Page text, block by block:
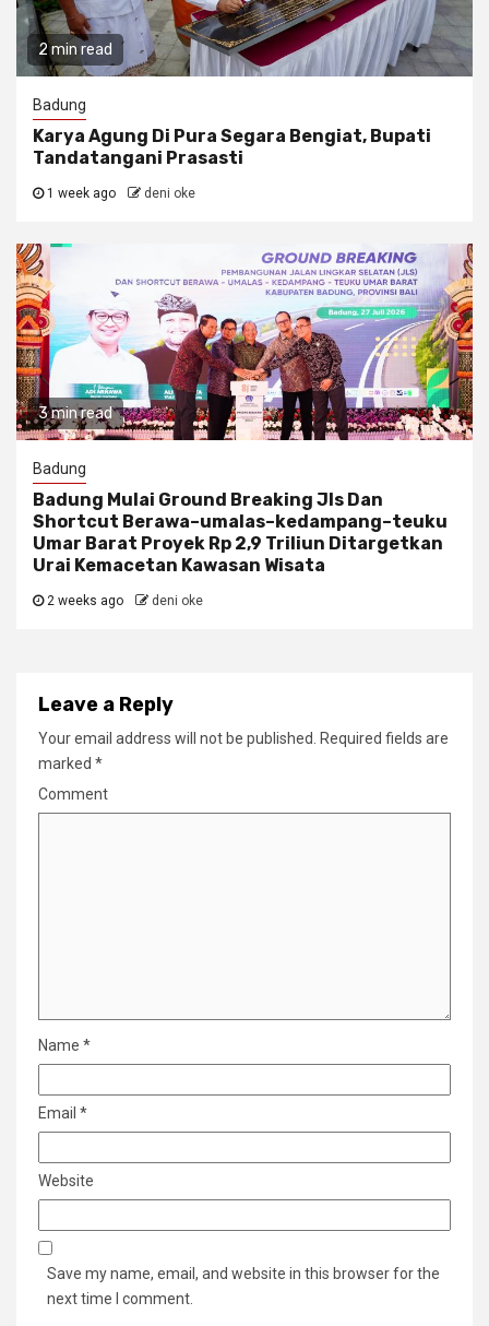
2 min read
Badung
Karya Agung Di Pura Segara Bengiat, Bupati
Tandatangani Prasasti
1 week ago deni oke
3 min read
Badung
Badung Mulai Ground Breaking Jls Dan
Shortcut Berawa–umalas–kedampang–teuku
Umar Barat Proyek Rp 2,9 Triliun Ditargetkan
Urai Kemacetan Kawasan Wisata
2 weeks ago deni oke
Leave a Reply
Your email address will not be published.
Required fields are
marked *
Comment
Name *
Email *
Website
Save my name, email, and website in this browser for the
next time I comment.